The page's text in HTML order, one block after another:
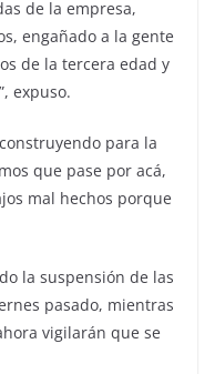
de la empresa,
engañado a la gente
de la tercera edad y
expuso.
para la
que pase por acá,
mal hechos porque
la suspensión de las
pasado, mientras
vigilarán que se